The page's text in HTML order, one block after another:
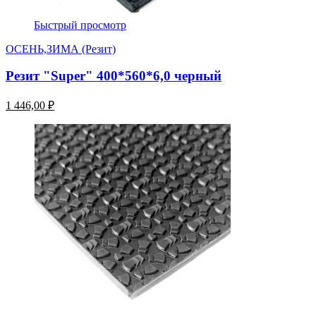
Быстрый просмотр
ОСЕНЬ,ЗИМА (Резит)
Резит "Super" 400*560*6,0 черный
1 446,00 ₽